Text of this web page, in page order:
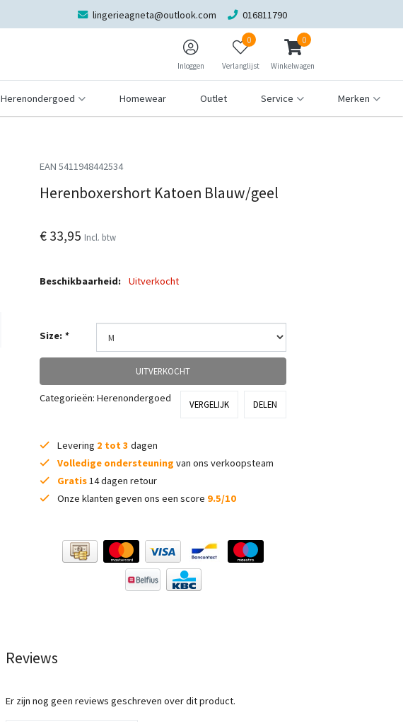
lingerieagneta@outlook.com 016811790
Inloggen
0
Verlanglijst
0
Winkelwagen
Herenondergoed Homewear Outlet Service Merken
EAN 5411948442534
Herenboxershort Katoen Blauw/geel
€ 33,95 Incl. btw
Beschikbaarheid: Uitverkocht
Size: *
UITVERKOCHT
Categorieën: Herenondergoed VERGELIJK DELEN
Levering 2 tot 3 dagen
Volledige ondersteuning van ons verkoopsteam
Gratis14 dagen retour
Onze klanten geven ons een score 9.5/10
Reviews
Er zijn nog geen reviews geschreven over dit product.